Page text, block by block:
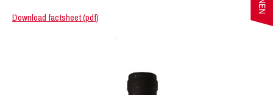
Download factsheet (pdf)